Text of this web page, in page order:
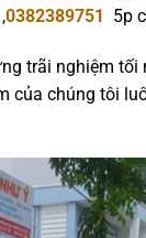
0382389751 5p
trãi nghiệm tối
của chúng tôi